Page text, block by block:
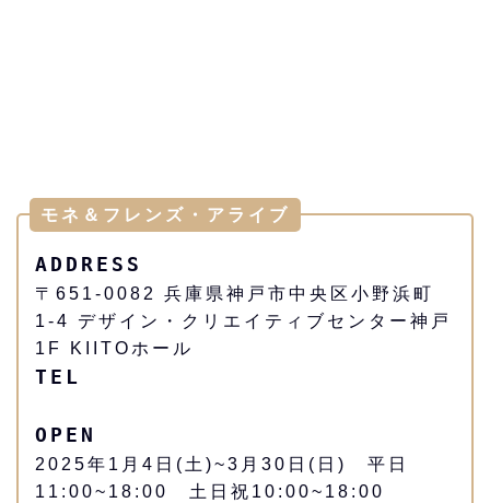
モネ＆フレンズ・アライブ
ADDRESS
〒651-0082 兵庫県神戸市中央区小野浜町
1-4 デザイン・クリエイティブセンター神戸
1F KIITOホール
TEL
OPEN
2025年1月4日(土)~3月30日(日) 平日
11:00~18:00 土日祝10:00~18:00